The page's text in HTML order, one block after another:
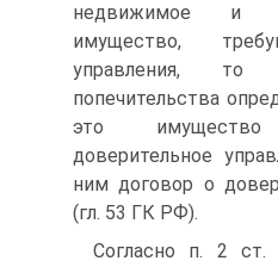
недвижимое и
имущество,
управления,
попечительства
это
доверительное
ним договор о
(гл. 53 ГК РФ).
Согласно п. 2